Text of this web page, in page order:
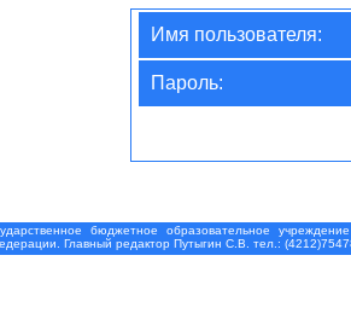
Имя пользователя:
Пароль:
бюджетное образовательное
Главный редактор Путыгин С.В. тел.: